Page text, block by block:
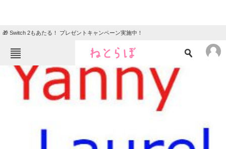
🎁 Switch 2もあたる！ プレゼントキャンペーン実施中！
ねとらぼメニュー
クイズ
教育・育児